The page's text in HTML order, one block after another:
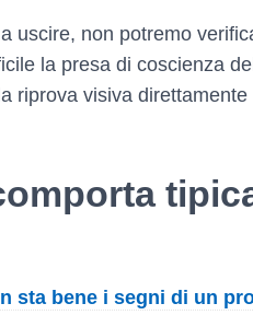
uscire, non potremo
la presa di coscienza
riprova visiva direttamente
sta bene i segni di un